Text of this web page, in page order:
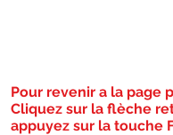
Pour revenir a la page
Cliquez sur la flèche
appuyez sur la touche